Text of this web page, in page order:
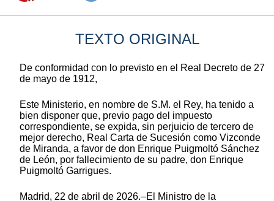
TEXTO ORIGINAL
De conformidad con lo previsto en el Real Decreto de 27
de mayo de 1912,
Este Ministerio, en nombre de S.M. el Rey, ha tenido a
bien disponer que, previo pago del impuesto
correspondiente, se expida, sin perjuicio de tercero de
mejor derecho, Real Carta de Sucesión como Vizconde
de Miranda, a favor de don Enrique Puigmoltó Sánchez
de León, por fallecimiento de su padre, don Enrique
Puigmoltó Garrigues.
Madrid, 22 de abril de 2026.–El Ministro de la